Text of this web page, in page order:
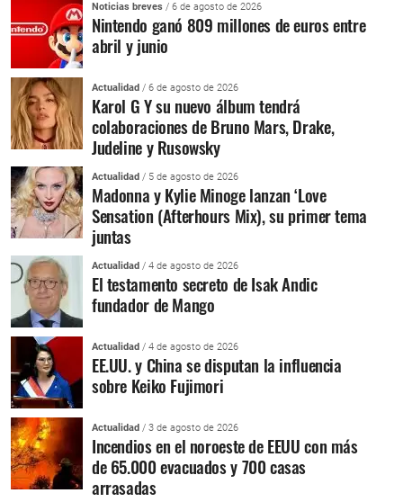
Noticias breves / 6 de agosto de 2026
Nintendo ganó 809 millones de euros entre
abril y junio
Actualidad / 6 de agosto de 2026
Karol G Y su nuevo álbum tendrá
colaboraciones de Bruno Mars, Drake,
Judeline y Rusowsky
Actualidad / 5 de agosto de 2026
Madonna y Kylie Minoge lanzan ‘Love
Sensation (Afterhours Mix), su primer tema
juntas
Actualidad / 4 de agosto de 2026
El testamento secreto de Isak Andic
fundador de Mango
Actualidad / 4 de agosto de 2026
EE.UU. y China se disputan la influencia
sobre Keiko Fujimori
Actualidad / 3 de agosto de 2026
Incendios en el noroeste de EEUU con más
de 65.000 evacuados y 700 casas
arrasadas